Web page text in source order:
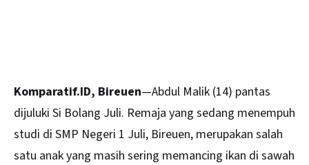
Komparatif.ID, Bireuen—Abdul Malik (14) pantas
dijuluki Si Bolang Juli. Remaja yang sedang menempuh
studi di SMP Negeri 1 Juli, Bireuen, merupakan salah
satu anak yang masih sering memancing ikan di sawah